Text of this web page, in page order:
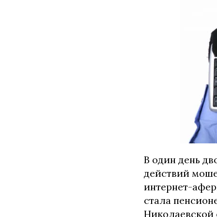
В один день
действий
интернет-
стала
Николаевской